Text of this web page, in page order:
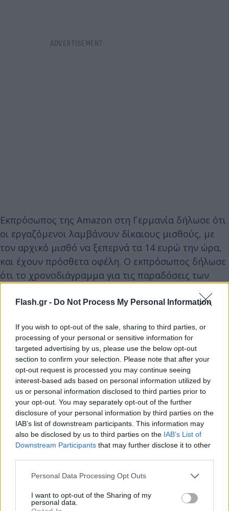
Flash.gr - Do Not Process My Personal Information
If you wish to opt-out of the sale, sharing to third parties, or
processing of your personal or sensitive information for
targeted advertising by us, please use the below opt-out
section to confirm your selection. Please note that after your
opt-out request is processed you may continue seeing
interest-based ads based on personal information utilized by
us or personal information disclosed to third parties prior to
your opt-out. You may separately opt-out of the further
disclosure of your personal information by third parties on the
IAB’s list of downstream participants. This information may
also be disclosed by us to third parties on the IAB’s List of
Downstream Participants that may further disclose it to other
Please note that this website/app uses one or more Google
not limited to your visit or usage behaviour. You may click to
grant or deny consent to Google and its third-party tags to
Personal Data Processing Opt Outs
I want to opt-out of the Sharing of my
personal data.
Εκπρόσωπος της Amazon στη Γερμανία δήλωσε ότι
οι εργαζόμενοι λαμβάνουν δίκαιους μισθούς, με
τον αρχικό μισθό να ξεπερνά τα 14 ευρώ την ώρα,
και έχουν πρόσθετα οφέλη. Ο εκπρόσωπος δήλωσε
ότι το χρονοδιάγραμμα για τις παραδόσεις των
και θα τηρηθεί.
Πάνω από 200 εργαζόμενοι πραγματοποιούν
σήμερα απεργία στην αποθήκη της Amazon στο
Κόβεντρι της Αγγλίας, στο πλαίσιο διαμάχης για
τους μισθούς. Οι εργαζόμενοι ζητούν αύξηση
μισθού στις 15 λίρες την ώρα. Εκπρόσωπος της
Amazon στη Βρετανία δήλωσε ότι ο κατώτατος
μισθός είναι μεταξύ 11,80 και 13 λιρών την ώρα
ανάλογα με την τοποθεσία και ότι θα αυξηθεί στις
12,30 με 13 λίρες την ώρα από τον Απρίλιο του
2024. Η Amazon δήλωσε ότι η απεργία δε θα
προκαλέσει προβλήματα.
Το ιταλικό συνδικάτο CGIL προκήρυξε απεργία για